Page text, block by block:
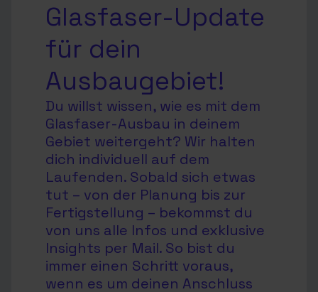
Glasfaser-Update
für dein
Ausbaugebiet!
Du willst wissen, wie es mit dem
Glasfaser-Ausbau in deinem
Gebiet weitergeht? Wir halten
dich individuell auf dem
Laufenden. Sobald sich etwas
tut – von der Planung bis zur
Fertigstellung – bekommst du
von uns alle Infos und exklusive
Insights per Mail. So bist du
immer einen Schritt voraus,
wenn es um deinen Anschluss